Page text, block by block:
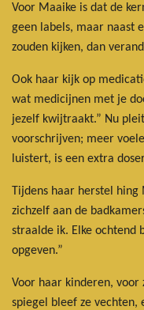
Voor Maaike is dat de
geen labels, maar naast
zouden kijken, dan
Ook haar kijk op
wat medicijnen met je
jezelf kwijtraakt.” Nu
voorschrijven; meer
luistert, is een extra
Tijdens haar herstel
zichzelf aan de
straalde ik. Elke ochtend
opgeven.”
Voor haar kinderen,
spiegel bleef ze vechten,